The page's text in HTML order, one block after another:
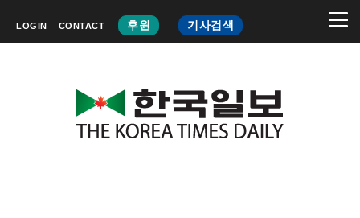
LOGIN CONTACT 후원 기사검색